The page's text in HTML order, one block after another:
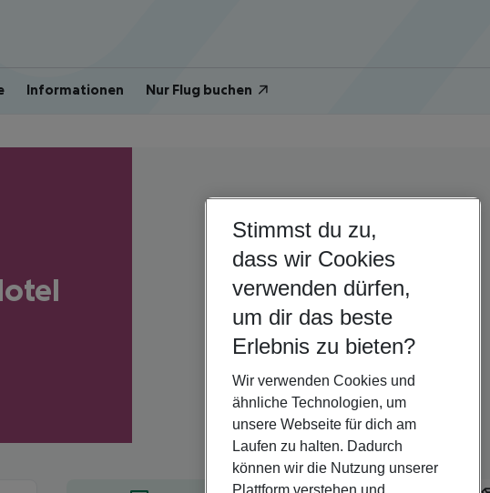
Informationen Nur Flug buchen
Stimmst du zu,
dass wir Cookies
verwenden dürfen,
um dir das beste
Erlebnis zu bieten?
Wir verwenden Cookies und
ähnliche Technologien, um
unsere Webseite für dich am
Laufen zu halten. Dadurch
können wir die Nutzung unserer
Plattform verstehen und